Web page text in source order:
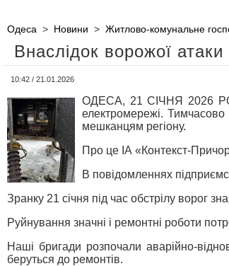
Одеса > Новини > Житлово-комунальне
Внаслідок ворожої
10:42 / 21.01.2026
ОДЕСА, 21 СІЧНЯ 2026
електромережі.
мешканцям регіону.
Про це ІА «Контекст-
В повідомленнях
Зранку 21 січня під час обстрілу ворог
Руйнування значні і ремонтні роботи
Наші бригади розпочали аварійно-
беруться до ремонтів.